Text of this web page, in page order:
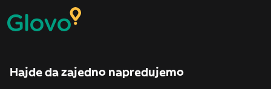
Hajde da zajedno napredujemo